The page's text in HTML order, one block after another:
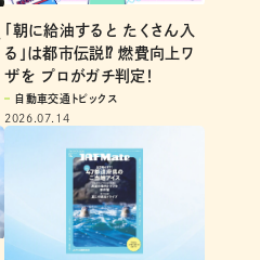
「朝に給油すると たくさん入
る」は都市伝説⁉ 燃費向上ワ
ザを プロがガチ判定！
自動車交通トピックス